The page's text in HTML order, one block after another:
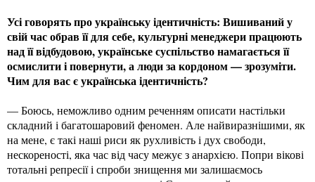
Усі говорять про українську ідентичність: Вишиваний у
свій час обрав її для себе, культурні менеджери працюють
над її відбудовою, українське суспільство намагається її
осмислити і повернути, а люди за кордоном — зрозуміти.
Чим для вас є українська ідентичність?
— Боюсь, неможливо одним реченням описати настільки
складний і багатошаровий феномен. Але найвиразнішими, як
на мене, є такі наші риси як рухливість і дух свободи,
нескореності, яка час від часу межує з анархією. Попри вікові
тотальні репресії і спроби знищення ми залишаємось